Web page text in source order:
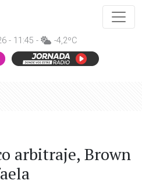
- 11:45 - -4,2ºC
arbitraje, Brown